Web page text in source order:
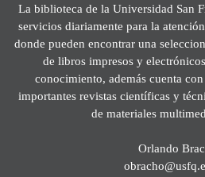
La biblioteca de la Universidad San
servicios diariamente para la
donde pueden encontrar una
de libros impresos y
conocimiento, además cuenta
importantes revistas científicas y
de materiales
Orlando